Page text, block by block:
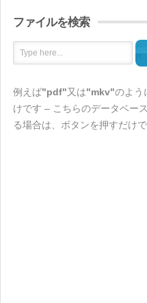
ファイルを検索
例えば"pdf"又は"mkv"のよう
けです – こちらのデータベー
る場合は、ボタンを押すだけ